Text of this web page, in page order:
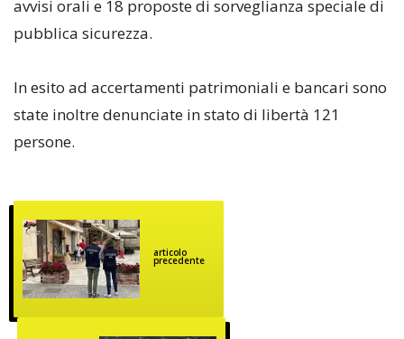
avvisi orali e 18 proposte di sorveglianza speciale di
pubblica sicurezza.
In esito ad accertamenti patrimoniali e bancari sono
state inoltre denunciate in stato di libertà 121
persone.
articolo
precedente